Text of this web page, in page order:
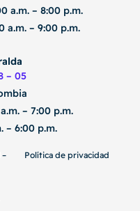
a.m. – 8:00 p.m.
a.m. – 9:00 p.m.
– 05
– 7:00 p.m.
– 6:00 p.m.
Política de privacidad